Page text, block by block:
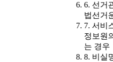
6. 선거
법선거
7. 서비
정보원
는 경우
8. 비실